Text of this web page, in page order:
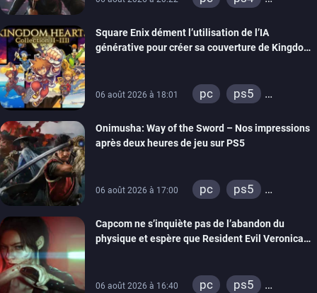
Square Enix dément l’utilisation de l’IA
générative pour créer sa couverture de Kingdom
06 août 2026 à 18:01 pc
ps5
switch 2
Onimusha: Way of the Sword – Nos impressions
après deux heures de jeu sur PS5
06 août 2026 à 17:00 pc
ps5
switch 2
Capcom ne s’inquiète pas de l’abandon du
physique et espère que Resident Evil Veronica
06 août 2026 à 16:40 pc
ps5